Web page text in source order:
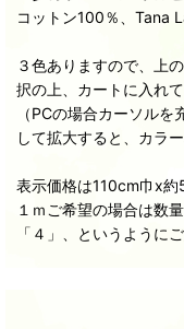
コットン100％、Tana
３色ありますので、上
択の上、カートに入れて
（PCの場合カーソル
して拡大すると、カラ
表示価格は110cm巾x約
１ｍご希望の場合は数
「４」、というように